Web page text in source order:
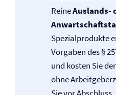
ReineAuslands-
Spezialprodukte
Vorgaben des §
und kosten Sie
ohne